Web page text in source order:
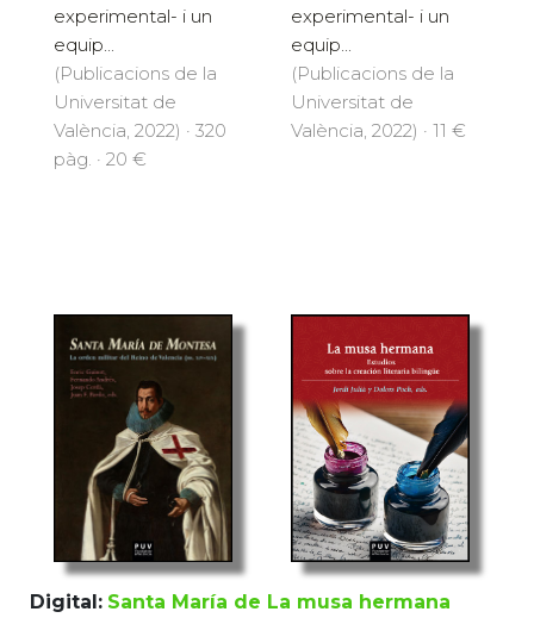
experimental- i un
equip...
(Publicacions de la
Universitat de
València, 2022) · 320
pàg. · 20 €
experimental- i un
equip...
(Publicacions de la
Universitat de
València, 2022) · 11 €
Digital: Santa María de La musa hermana